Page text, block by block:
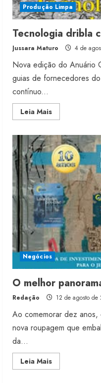
Produção Limpa
Tecnologia dribla
Jussara Maturo 4 de
Nova edição do Anuário
guias de fornecedores
contínuo...
Leia MaisRead
more
dribla
crise
da
água
Negócios
O melhor
Redação 12 de agosto de
Ao comemorar dez
nova roupagem que
da...
Leia MaisRead
more
2
Moda
Sou